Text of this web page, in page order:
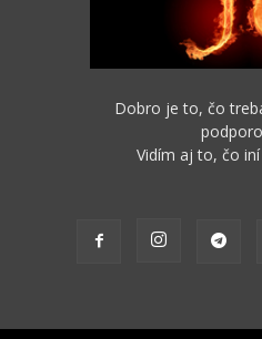
Dobro je to, čo
Vidím aj to, čo